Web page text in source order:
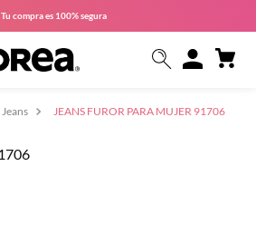
Tu compra es 100% segura
Jeans JEANS FUROR PARA MUJER 91706